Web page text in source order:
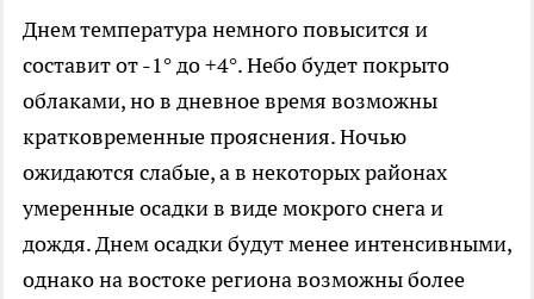
Днем температура немного повысится и
составит от -1° до +4°. Небо будет покрыто
облаками, но в дневное время возможны
кратковременные прояснения. Ночью
ожидаются слабые, а в некоторых районах
умеренные осадки в виде мокрого снега и
дождя. Днем осадки будут менее интенсивными,
однако на востоке региона возможны более